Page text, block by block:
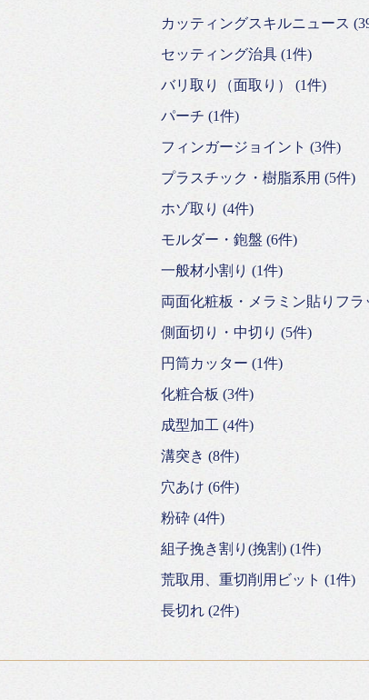
カッティングスキルニュース
セッティング治具 (1件)
バリ取り（面取り） (1件)
パーチ (1件)
フィンガージョイント (3件)
プラスチック・樹脂系用 (5件)
ホゾ取り (4件)
モルダー・鉋盤 (6件)
一般材小割り (1件)
両面化粧板・メラミン貼りフラ
側面切り・中切り (5件)
円筒カッター (1件)
化粧合板 (3件)
成型加工 (4件)
溝突き (8件)
穴あけ (6件)
粉砕 (4件)
組子挽き割り(挽割) (1件)
荒取用、重切削用ビット (1件)
長切れ (2件)